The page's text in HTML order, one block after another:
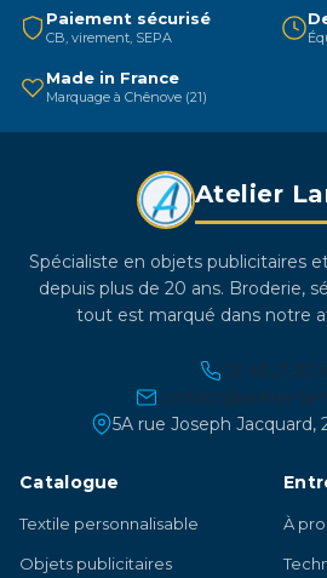
Paiement sécurisé
CB, virement, SEPA
Made in France
Marquage à Chênove (21)
Atelier
Spécialiste en objets publicitaires
depuis plus de 20 ans. Broderie,
tout est marqué dans notre
03 45 21 30
contact@atelier-
5A rue Joseph Jacquard,
Catalogue
Textile personnalisable
Objets publicitaires
À